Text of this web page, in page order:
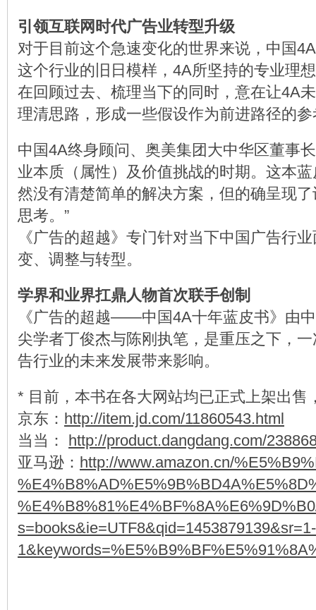
引领互联网时代广告业转型升级
对于目前这个急速变化的世界来说，中国
这个行业的旧日模样，4A所坚持的专业理
在回顾过去、梳理当下的同时，意在让4A
理清思路，形成一些假设作为前进路径的
中国4A终身顾问、奥美集团大中华区董事
业本质（属性）及价值挑战的时期。这本
然没有清楚简单的解决方案，但的确呈现
思考。”
《广告的超越》专门针对当下中国广告行
变、调整与转型。
学界和业界扛鼎人物首次联手创制
《广告的超越——中国4A十年蓝皮书》由
尖学者丁俊杰与陈刚执笔，是重压之下，
告行业的未来发展带来影响。
* 目前，本书在各大网站均已正式上架出售
京东： http://item.jd.com/11860543.html
当当： http://product.dangdang.com/
亚马逊： http://www.amazon.cn/
s=books&ie=UTF8&qid=1453879139&sr=1-